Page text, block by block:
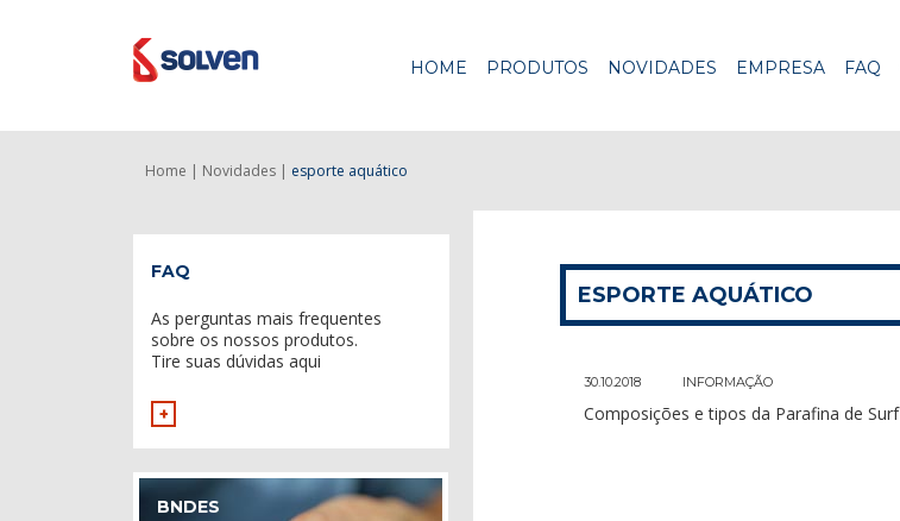
HOME PRODUTOS NOVIDADES EMPRESA FAQ
Home | Novidades | esporte aquático
FAQ
As perguntas mais frequentes
sobre os nossos produtos.
Tire suas dúvidas aqui
+
BNDES
ESPORTE AQUÁTICO
30.10.2018 INFORMAÇÃO
Composições e tipos da Parafina de Surf